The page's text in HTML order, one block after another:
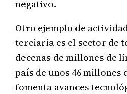
negativo.
Otro ejemplo de
terciaria es el sector de
decenas de millones de
país de unos 46 millones
fomenta avances